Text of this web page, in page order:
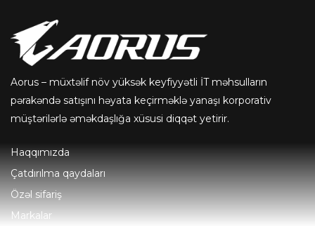
Aorus – müxtəlif növ yüksək keyfiyyətli İT məhsulların
pərakəndə satışını həyata keçirməklə yanaşı korporativ
müştərilərlə əməkdaşlığa xüsusi diqqət yetirir.
Haqqımızda
Çatdırılma qaydaları
Özəl sifariş
Markalar